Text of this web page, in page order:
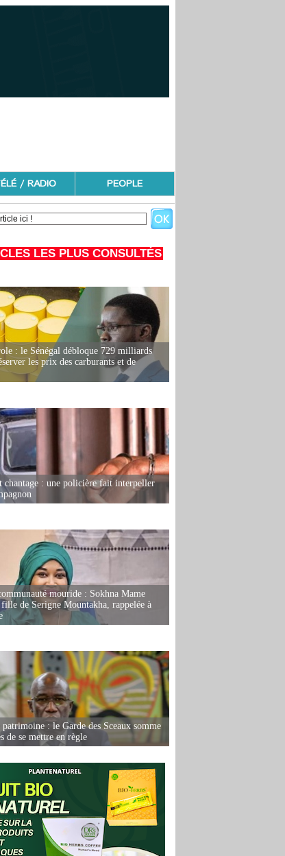
/ RADIO PEOPLE
LES PLUS CONSULTÉS
: le Sénégal débloque 729 milliards
les prix des carburants et de
chantage : une policière fait interpeller
mouride : Sokhna Mame
de Serigne Mountakha, rappelée à
: le Garde des Sceaux somme
de se mettre en règle